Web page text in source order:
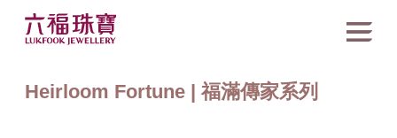
Heirloom Fortune | 福滿傳家系列